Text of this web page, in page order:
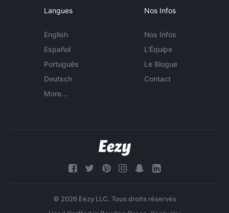
Langues
English
Español
Português
Deutsch
More...
Nos Infos
Nos Infos
L'Équipe
Le Blogue
Contact
© 2026 Eezy LLC. Tous droits réservés